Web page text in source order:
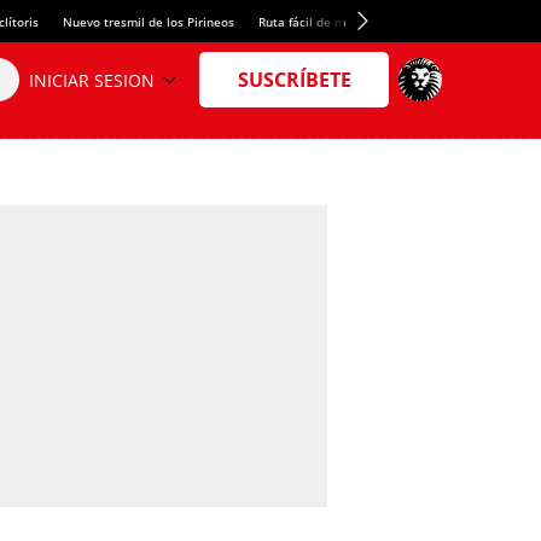
Nuevo tresmil de los Pirineos Ruta fácil de montaña